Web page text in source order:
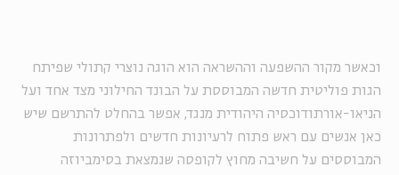
וכאשר מקור ההשפעה וההשראה הוא הוגה נוצרי קתולי שפיתח
הגות פוליטית חדשה המבוססת על הבונד החילוני מצד אחד ועל
הניאו-אורתודוכסיה היהודית מנגד, אפשר בהחלט להתרשם שיש
כאן אנשים עם ראש פתוח לרעיונות חדשים ולפתרונות
המבוססים על חשיבה מחוץ לקופסה שנמצאת בסימביוזה